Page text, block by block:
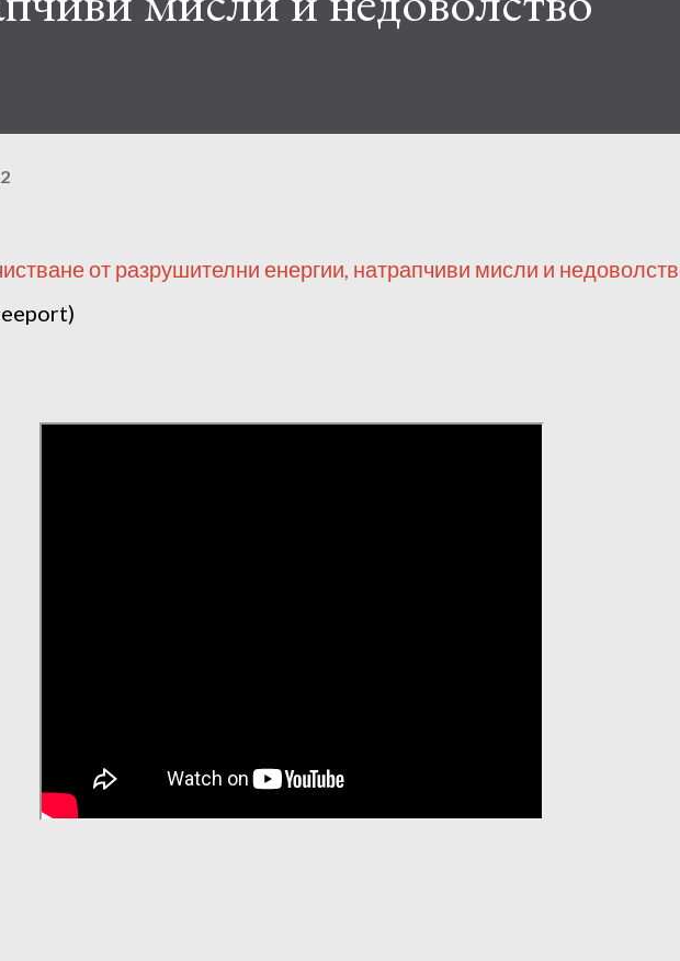
от разрушителни енергии, натрапчиви мисли и